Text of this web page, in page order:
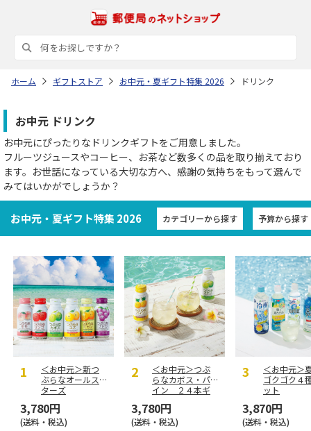
ホーム ギフトストア お中元・夏ギフト特集 2026 ドリンク
お中元 ドリンク
お中元にぴったりなドリンクギフトをご用意しました。
フルーツジュースやコーヒー、お茶など数多くの品を取り揃えており
ます。お世話になっている大切な方へ、感謝の気持ちをもって選んで
みてはいかがでしょうか？
お中元・夏ギフト特集 2026 カテゴリーから探す 予算から探す
＜お中元＞新つ
ぶらなオールス
ターズ
3,780円
(送料・税込)
＜お中元＞つぶ
らなカボス・パ
イン ２４本ギ
3,780円
(送料・税込)
＜お中元＞
ゴクゴク４
ット
3,870円
(送料・税込)